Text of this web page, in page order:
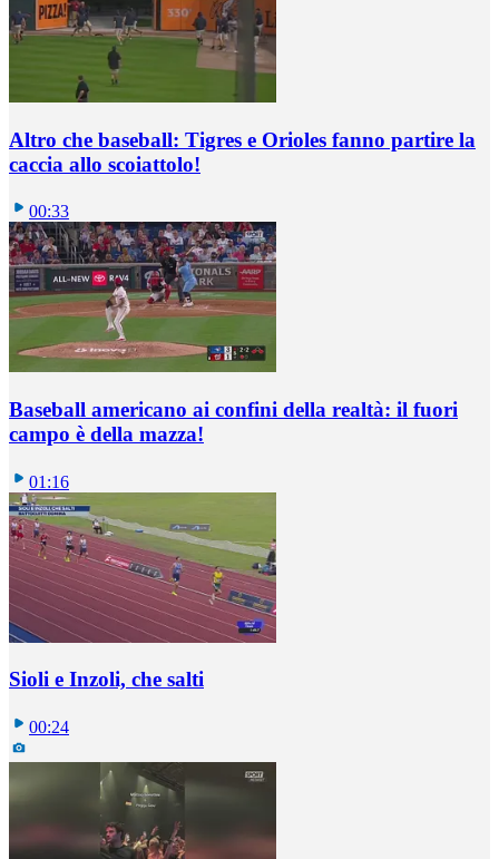
Altro che baseball: Tigres e Orioles fanno partire la
caccia allo scoiattolo!
00:33
Baseball americano ai confini della realtà: il fuori
campo è della mazza!
01:16
Sioli e Inzoli, che salti
00:24